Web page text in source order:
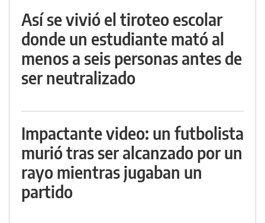
Así se vivió el tiroteo escolar
donde un estudiante mató al
menos a seis personas antes de
ser neutralizado
Impactante video: un futbolista
murió tras ser alcanzado por un
rayo mientras jugaban un
partido